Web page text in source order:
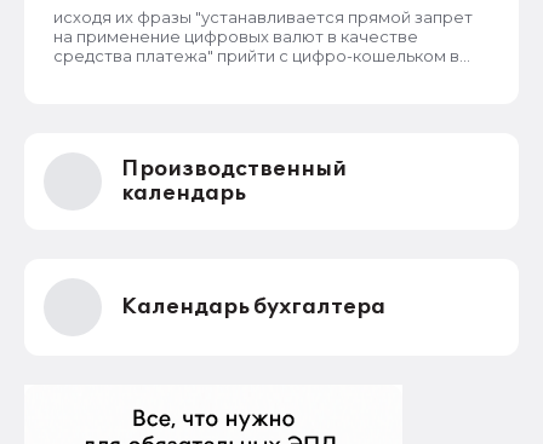
исходя их фразы "устанавливается прямой запрет
на применение цифровых валют в качестве
средства платежа" прийти с цифро-кошельком в
Производственный
календарь
Календарь бухгалтера